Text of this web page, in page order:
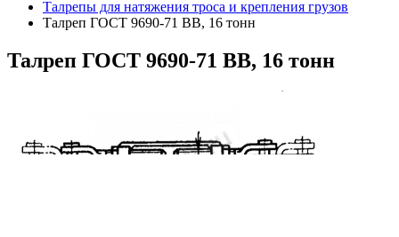
Талрепы для натяжения троса и крепления грузов
Талреп ГОСТ 9690-71 ВВ, 16 тонн
Талреп ГОСТ 9690-71 ВВ, 16 тонн